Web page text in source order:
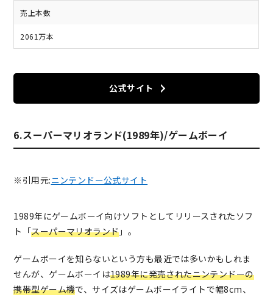
売上本数
2061万本
公式サイト
6.スーパーマリオランド(1989年)/ゲームボーイ
※引用元:ニンテンドー公式サイト
1989年にゲームボーイ向けソフトとしてリリースされたソフ
ト「スーパーマリオランド 」。
ゲームボーイを知らないという方も最近では多いかもしれま
せんが、ゲームボーイは1989年に発売されたニンテンドーの
携帯型ゲーム機で、サイズはゲームボーイライトで幅8cm、